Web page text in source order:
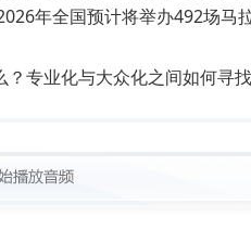
年全国预计将举办492场
专业化与大众化之间如何寻